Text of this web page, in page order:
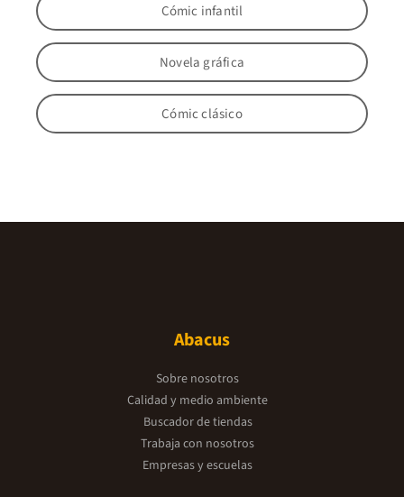
Cómic infantil
Novela gráfica
Cómic clásico
Abacus
Sobre nosotros
Calidad y medio ambiente
Buscador de tiendas
Trabaja con nosotros
Empresas y escuelas